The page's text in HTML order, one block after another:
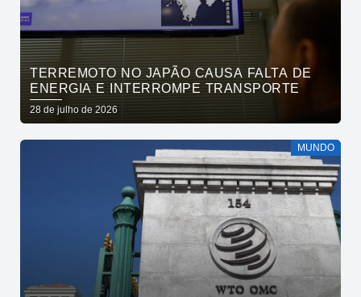
TERREMOTO NO JAPÃO CAUSA FALTA DE
ENERGIA E INTERROMPE TRANSPORTE
28 de julho de 2026
MUNDO